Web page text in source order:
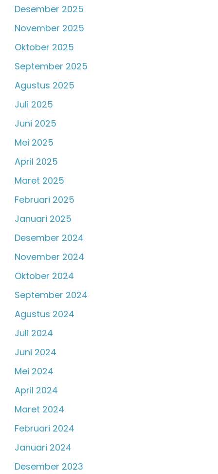
Desember 2025
November 2025
Oktober 2025
September 2025
Agustus 2025
Juli 2025
Juni 2025
Mei 2025
April 2025
Maret 2025
Februari 2025
Januari 2025
Desember 2024
November 2024
Oktober 2024
September 2024
Agustus 2024
Juli 2024
Juni 2024
Mei 2024
April 2024
Maret 2024
Februari 2024
Januari 2024
Desember 2023